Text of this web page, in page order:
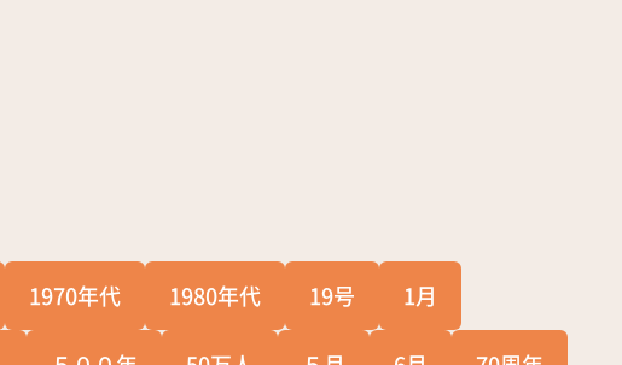
1970年代 1980年代 19号 1月